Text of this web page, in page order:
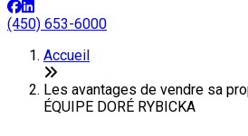
(450) 653-6000
Accueil
Les avantages de vendre sa
ÉQUIPE DORÉ RYBICKA